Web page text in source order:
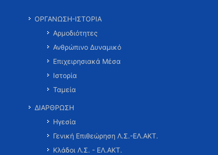
ΟΡΓΑΝΩΣΗ-ΙΣΤΟΡΙΑ
Αρμοδιότητες
Ανθρώπινο Δυναμικό
Επιχειρησιακά Μέσα
Ιστορία
Ταμεία
ΔΙΑΡΘΡΩΣΗ
Ηγεσία
Γενική Επιθεώρηση Λ.Σ.-ΕΛ.ΑΚΤ.
Κλάδοι Λ.Σ. - ΕΛ.ΑΚΤ.